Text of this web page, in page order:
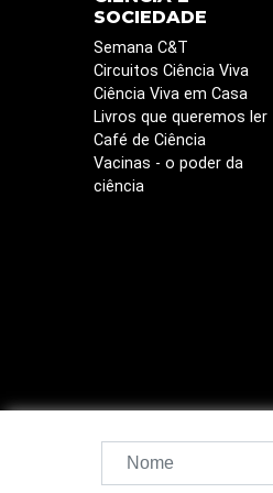
SOCIEDADE
Semana C&T
Circuitos Ciência Viva
Ciência Viva em Casa
Livros que queremos ler
Café de Ciência
Vacinas - o poder da
ciência